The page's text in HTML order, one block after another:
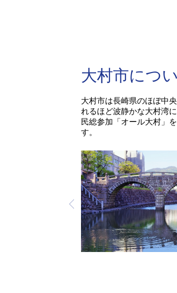
大村市につ
大村市は長崎県のほぼ中
れるほど波静かな大村湾
民総参加「オール大村」
す。